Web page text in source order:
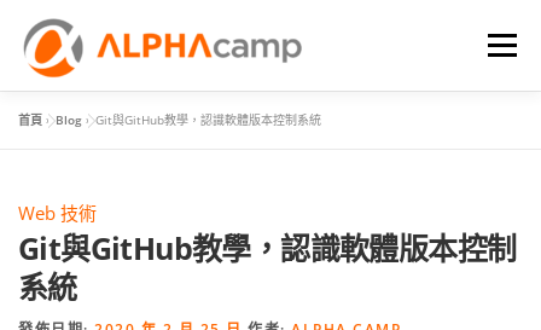
選單
FAQ
首頁 »Blog »Git與GitHub教學，認識軟體版本控制系統
Web 技術
Git與GitHub教學，認識軟體版本控制
系統